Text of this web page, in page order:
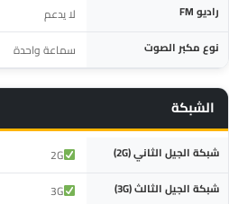
راديو FM لا يدعم
نوع مكبر الصوت سماعة واحدة
الشبكة
المواصفة التفاصيل
شبكة الجيل الثاني (2G) 2G
شبكة الجيل الثالث (3G) 3G